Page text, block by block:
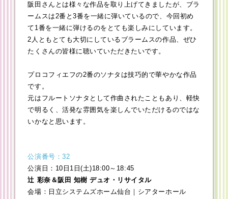
阪田さんとは様々な作品を取り上げてきましたが、ブラ
ームスは2番と3番を一緒に弾いているので、今回初め
て1番を一緒に弾けるのをとても楽しみにしています。
2人ともとても大切にしているブラームスの作品、ぜひ
たくさんの皆様に聴いていただきたいです。
プロコフィエフの2番のソナタは技巧的で華やかな作品
です。
元はフルートソナタとして作曲されたこともあり、軽快
で明るく、活発な雰囲気を楽しんでいただけるのではな
いかなと思います。
公演番号：32
公演日：10日1日(土)18:00～18:45
辻 彩奈＆阪田 知樹 デュオ・リサイタル
会場：日立システムズホーム仙台｜シアターホール